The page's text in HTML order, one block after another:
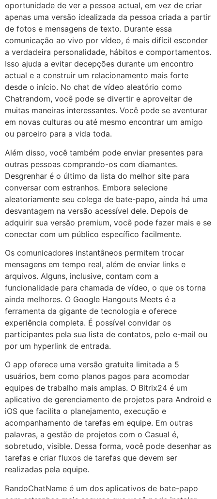
oportunidade de ver a pessoa actual, em vez de criar
apenas uma versão idealizada da pessoa criada a partir
de fotos e mensagens de texto. Durante essa
comunicação ao vivo por vídeo, é mais difícil esconder
a verdadeira personalidade, hábitos e comportamentos.
Isso ajuda a evitar decepções durante um encontro
actual e a construir um relacionamento mais forte
desde o início. No chat de vídeo aleatório como
Chatrandom, você pode se divertir e aproveitar de
muitas maneiras interessantes. Você pode se aventurar
em novas culturas ou até mesmo encontrar um amigo
ou parceiro para a vida toda.
Além disso, você também pode enviar presentes para
outras pessoas comprando-os com diamantes.
Desgrenhar é o último da lista do melhor site para
conversar com estranhos. Embora selecione
aleatoriamente seu colega de bate-papo, ainda há uma
desvantagem na versão acessível dele. Depois de
adquirir sua versão premium, você pode fazer mais e se
conectar com um público específico facilmente.
Os comunicadores instantâneos permitem trocar
mensagens em tempo real, além de enviar links e
arquivos. Alguns, inclusive, contam com a
funcionalidade para chamada de vídeo, o que os torna
ainda melhores. O Google Hangouts Meets é a
ferramenta da gigante de tecnologia e oferece
experiência completa. É possível convidar os
participantes pela sua lista de contatos, pelo e-mail ou
por um hyperlink de entrada.
O app oferece uma versão gratuita limitada a 5
usuários, bem como planos pagos para acomodar
equipes de trabalho mais amplas. O Bitrix24 é um
aplicativo de gerenciamento de projetos para Android e
iOS que facilita o planejamento, execução e
acompanhamento de tarefas em equipe. Em outras
palavras, a gestão de projetos com o Casual é,
sobretudo, visible. Dessa forma, você pode desenhar as
tarefas e criar fluxos de tarefas que devem ser
realizadas pela equipe.
RandoChatName é um dos aplicativos de bate-papo